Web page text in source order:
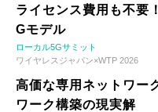
ライセンス費用も不要
Gモデル
ローカル5Gサミット
ワイヤレスジャパン×WTP 2026
高価な専用ネットワー
ワーク構築の現実解